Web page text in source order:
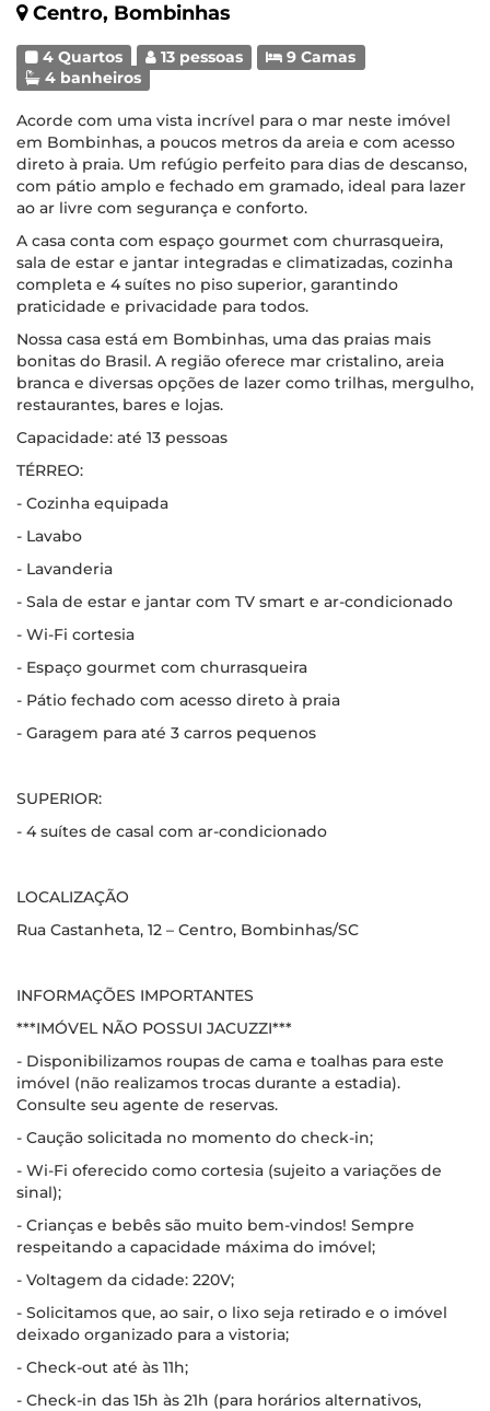
Centro, Bombinhas
4 Quartos 13 pessoas
9 Camas
4 banheiros
Acorde com uma vista incrível para o mar neste imóvel
em Bombinhas, a poucos metros da areia e com acesso
direto à praia. Um refúgio perfeito para dias de descanso,
com pátio amplo e fechado em gramado, ideal para lazer
ao ar livre com segurança e conforto.
A casa conta com espaço gourmet com churrasqueira,
sala de estar e jantar integradas e climatizadas, cozinha
completa e 4 suítes no piso superior, garantindo
praticidade e privacidade para todos.
Nossa casa está em Bombinhas, uma das praias mais
bonitas do Brasil. A região oferece mar cristalino, areia
branca e diversas opções de lazer como trilhas, mergulho,
restaurantes, bares e lojas.
Capacidade: até 13 pessoas
TÉRREO:
- Cozinha equipada
- Lavabo
- Lavanderia
- Sala de estar e jantar com TV smart e ar-condicionado
- Wi-Fi cortesia
- Espaço gourmet com churrasqueira
- Pátio fechado com acesso direto à praia
- Garagem para até 3 carros pequenos
SUPERIOR:
- 4 suítes de casal com ar-condicionado
LOCALIZAÇÃO
Rua Castanheta, 12 – Centro, Bombinhas/SC
INFORMAÇÕES IMPORTANTES
***IMÓVEL NÃO POSSUI JACUZZI***
- Disponibilizamos roupas de cama e toalhas para este
imóvel (não realizamos trocas durante a estadia).
Consulte seu agente de reservas.
- Caução solicitada no momento do check-in;
- Wi-Fi oferecido como cortesia (sujeito a variações de
sinal);
- Crianças e bebês são muito bem-vindos! Sempre
respeitando a capacidade máxima do imóvel;
- Voltagem da cidade: 220V;
- Solicitamos que, ao sair, o lixo seja retirado e o imóvel
deixado organizado para a vistoria;
- Check-out até às 11h;
- Check-in das 15h às 21h (para horários alternativos,